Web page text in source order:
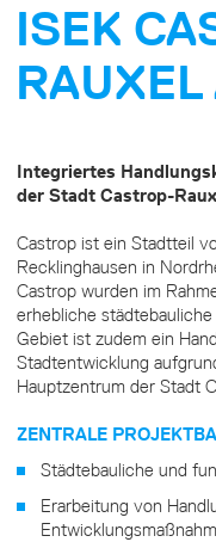
ISEK
RAUXEL
Integriertes
der Stadt Castrop-
Castrop ist ein Stadtteil
Recklinghausen in
Castrop wurden im
erhebliche
Gebiet ist zudem ein
Stadtentwicklung
Hauptzentrum der Stadt
ZENTRALE
Städtebauliche und
Erarbeitung von